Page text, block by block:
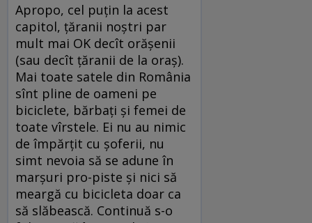
Apropo, cel puţin la acest
capitol, ţăranii noştri par
mult mai OK decît orăşenii
(sau decît ţăranii de la oraş).
Mai toate satele din România
sînt pline de oameni pe
biciclete, bărbaţi şi femei de
toate vîrstele. Ei nu au nimic
de împărţit cu şoferii, nu
simt nevoia să se adune în
marşuri pro-piste şi nici să
meargă cu bicicleta doar ca
să slăbească. Continuă s-o